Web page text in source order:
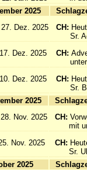
2025
Dez. 2025
CH:
Sr.
Dez. 2025
CH:
unter
Dez. 2025
CH:
Sr.
2025
Nov. 2025
CH:
mit
Nov. 2025
CH:
Sr.
2025